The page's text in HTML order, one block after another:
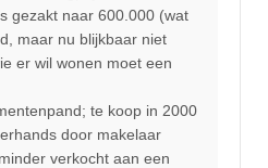
gezakt naar 600.000 (wat
maar nu blijkbaar niet
er wil wonen moet een
te koop in 2000
door makelaar
verkocht aan een